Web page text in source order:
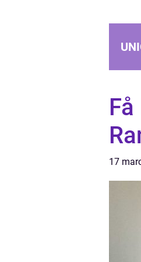
17